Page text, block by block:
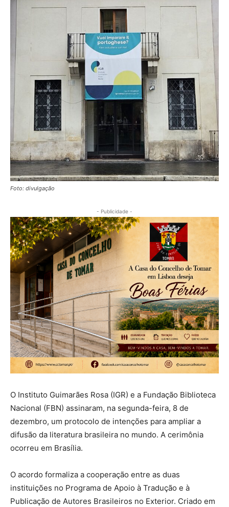
Foto: divulgação
- Publicidade -
O Instituto Guimarães Rosa (IGR) e a Fundação Biblioteca
Nacional (FBN) assinaram, na segunda-feira, 8 de
dezembro, um protocolo de intenções para ampliar a
difusão da literatura brasileira no mundo. A cerimônia
ocorreu em Brasília.
O acordo formaliza a cooperação entre as duas
instituições no Programa de Apoio à Tradução e à
Publicação de Autores Brasileiros no Exterior. Criado em